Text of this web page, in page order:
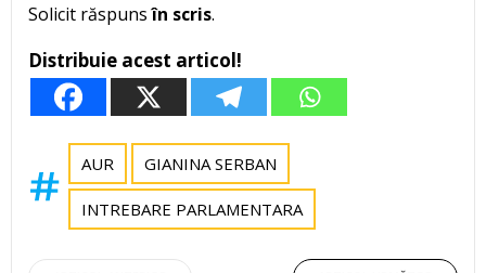
Solicit răspunsîn scris.
Distribuie acest articol!
AUR GIANINA SERBAN
INTREBARE PARLAMENTARA